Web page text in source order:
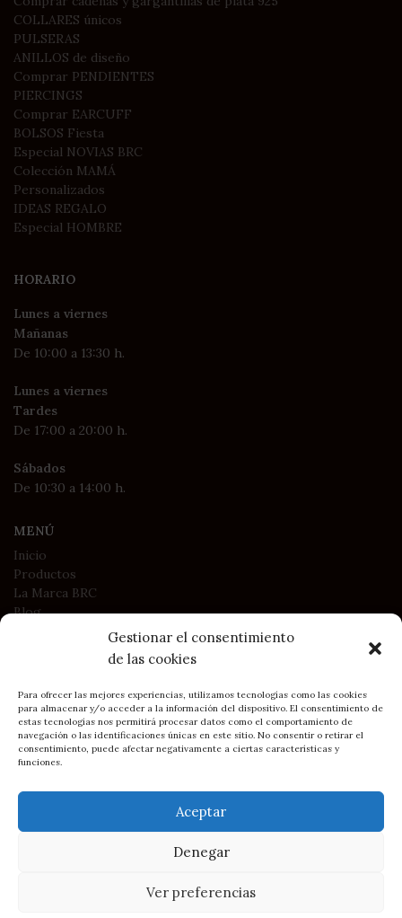
Gestionar el consentimiento
de las cookies
Para ofrecer las mejores experiencias, utilizamos tecnologías como las cookies
para almacenar y/o acceder a la información del dispositivo. El consentimiento de
estas tecnologías nos permitirá procesar datos como el comportamiento de
navegación o las identificaciones únicas en este sitio. No consentir o retirar el
consentimiento, puede afectar negativamente a ciertas características y
funciones.
Aceptar
Denegar
Ver preferencias
COLLARES únicos
PULSERAS
ANILLOS de diseño
Comprar PENDIENTES
PIERCINGS
Comprar EARCUFF
BOLSOS Fiesta
Especial NOVIAS BRC
Colección MAMÁ
Personalizados
IDEAS REGALO
Especial HOMBRE
HORARIO
Lunes a viernes
Mañanas
De 10:00 a 13:30 h.
Lunes a viernes
Tardes
De 17:00 a 20:00 h.
Sábados
De 10:30 a 14:00 h.
MENÚ
Inicio
Productos
La Marca BRC
Blog
Política de Privacidad
Política de Cookies
Condiciones generales de contratación y compra
BRC Asturias - Belén Rodríguez Campo
DIMAGENSoluciones Web y e-commerce
incluido
disponibles